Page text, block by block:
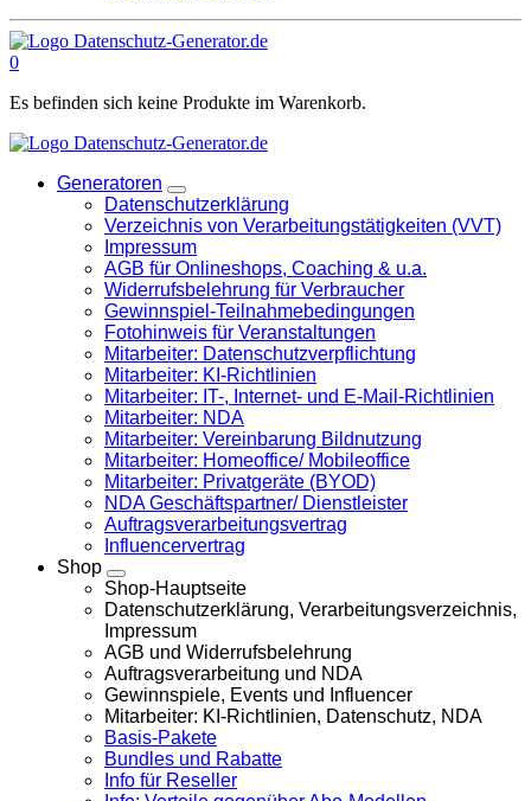
0
Es befinden sich keine Produkte im Warenkorb.
Generatoren
Datenschutzerklärung
Verzeichnis von Verarbeitungstätigkeiten (VVT)
Impressum
AGB für Onlineshops, Coaching & u.a.
Widerrufsbelehrung für Verbraucher
Gewinnspiel-Teilnahmebedingungen
Fotohinweis für Veranstaltungen
Mitarbeiter: Datenschutzverpflichtung
Mitarbeiter: KI-Richtlinien
Mitarbeiter: IT-, Internet- und E-Mail-Richtlinien
Mitarbeiter: NDA
Mitarbeiter: Vereinbarung Bildnutzung
Mitarbeiter: Homeoffice/ Mobileoffice
Mitarbeiter: Privatgeräte (BYOD)
NDA Geschäftspartner/ Dienstleister
Auftragsverarbeitungsvertrag
Influencervertrag
Shop
Shop-Hauptseite
Datenschutzerklärung, Verarbeitungsverzeichnis,
Impressum
AGB und Widerrufsbelehrung
Auftragsverarbeitung und NDA
Gewinnspiele, Events und Influencer
Mitarbeiter: KI-Richtlinien, Datenschutz, NDA
Basis-Pakete
Bundles und Rabatte
Info für Reseller